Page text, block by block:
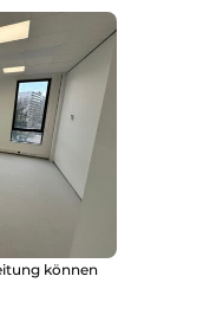
können